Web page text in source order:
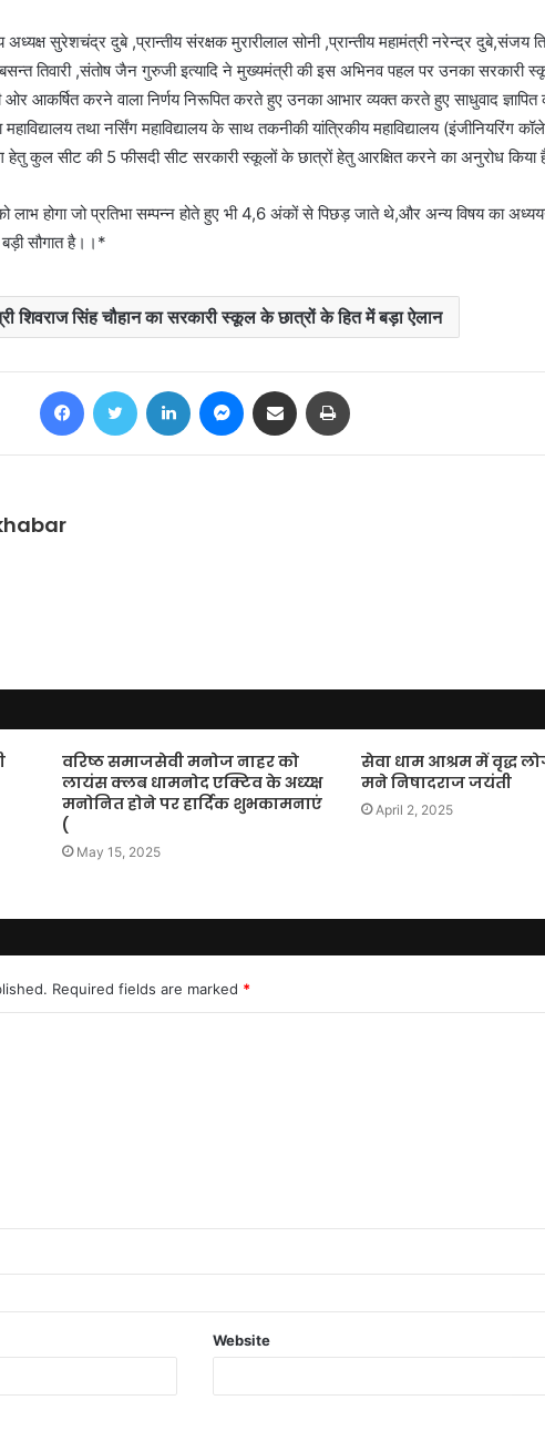
सुरेशचंद्र दुबे ,प्रान्तीय संरक्षक मुरारीलाल सोनी ,प्रान्तीय महामंत्री नरेन्द्र दुबे,संजय
तिवारी ,संतोष जैन गुरुजी इत्यादि ने मुख्यमंत्री की इस अभिनव पहल पर उनका सरकारी
आकर्षित करने वाला निर्णय निरूपित करते हुए उनका आभार व्यक्त करते हुए साधुवाद
तथा नर्सिंग महाविद्यालय के साथ तकनीकी यांत्रिकीय महाविद्यालय (इंजीनियरिंग
हेतु कुल सीट की 5 फीसदी सीट सरकारी स्कूलों के छात्रों हेतु आरक्षित करने का अनुरोध
लाभ होगा जो प्रतिभा सम्पन्न होते हुए भी 4,6 अंकों से पिछड़ जाते थे,और अन्य विषय का
सौगात है।।*
शिवराज सिंह चौहान का सरकारी स्कूल के छात्रों के हित में बड़ा ऐलान
FacebookTwitter LinkedIn Messenger
Share via Email
वरिष्ठ समाजसेवी मनोज नाहर को
लायंस क्लब धामनोद एक्टिव के अध्य्क्ष
मनोनित होने पर हार्दिक शुभकामनाएं
(
May 15, 2025
सेवा धाम आश्रम में वृद्ध
मने निषादराज जयंती
April 2, 2025
Required fields are marked *
Website